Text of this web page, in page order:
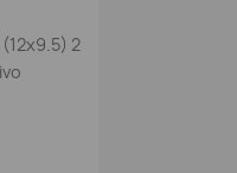
2